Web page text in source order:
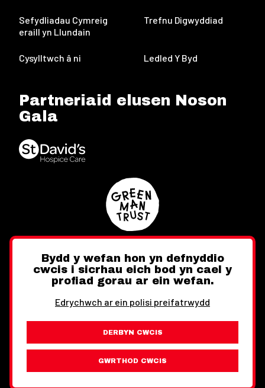
Sefydliadau Cymreig
eraill yn Llundain
Trefnu Digwyddiad
Cysylltwch â ni Ledled Y Byd
Partneriaid elusen Noson
Gala
Twitter FacebookInstagram
Ewch i'r Wefan Toward
Gwybodaeth Cyfreithiol
Wythnos Cymru Llundain © Hawlfraint 2026
Bydd y wefan hon yn defnyddio
cwcis i sicrhau eich bod yn cael y
profiad gorau ar ein wefan.
Edrychwch ar ein polisi preifatrwydd
DERBYN CWCIS
GWRTHOD CWCIS